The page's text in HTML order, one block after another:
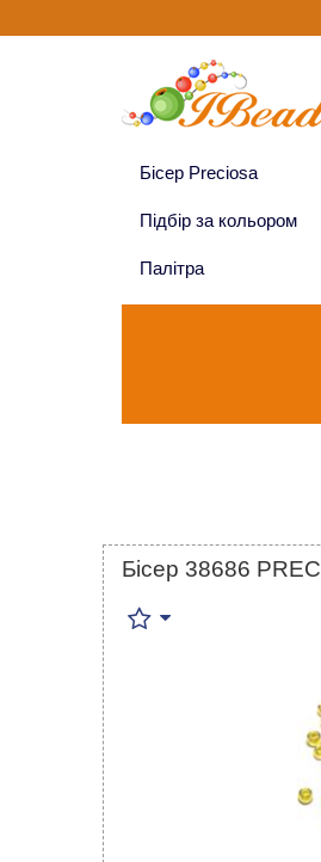
Бісер Preciosa
Підбір за кольором
Палітра
Бісер 38686